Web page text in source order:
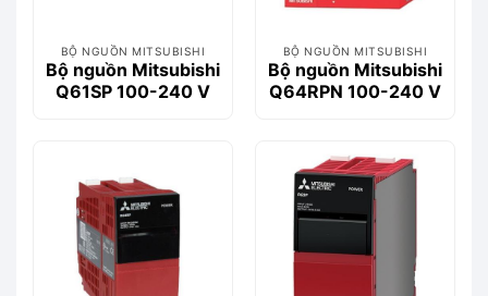
BỘ NGUỒN MITSUBISHI
Bộ nguồn Mitsubishi
Q61SP 100-240 V
BỘ NGUỒN MITSUBISHI
Bộ nguồn Mitsubishi
Q64RPN 100-240 V